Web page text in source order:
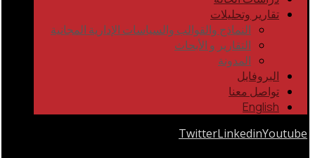
تقارير وتحليلات
النماذج والقوالب والسياسات الإدارية المجانية
التقارير و الأبحاث
المدونة
البروفايل
تواصل معنا
English
TwitterLinkedinYoutube